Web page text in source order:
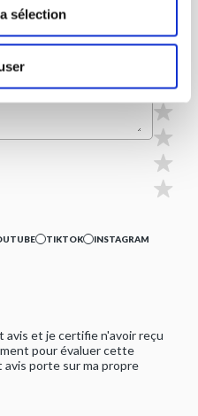
sélection
TIKTOK
INSTAGRAM
avis et je certifie n'avoir reçu
pour évaluer cette
porte sur ma propre